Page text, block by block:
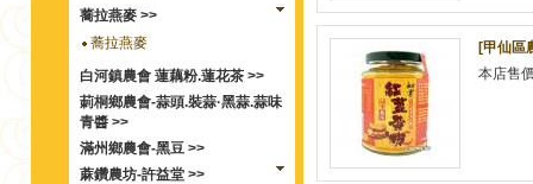
蕎拉燕麥 >>
蕎拉燕麥
白河鎮農會 蓮藕粉.蓮花茶 >>
莿桐鄉農會-蒜頭.裝蒜·黑蒜.蒜味
青醬 >>
滿州鄉農會-黑豆 >>
蔴鑽農坊-許益堂 >>
[甲仙區
本店售